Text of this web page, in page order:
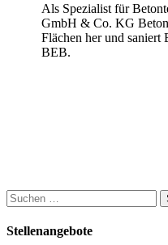
Als Spezialist für
GmbH & Co. KG
Flächen her und
BEB.
Suchen
nach:
Stellenangebote